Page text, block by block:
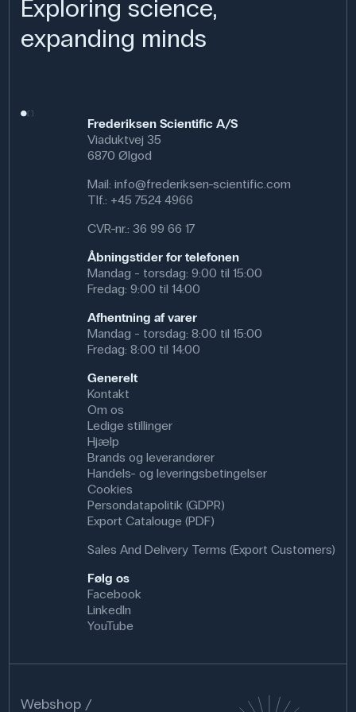
udligne trykket. For at minimere risiko for nedbrydning og
trykophobning bør hydrogenperoxid opbevares mørkt og
køligt.
I kemiundervisningen bruges hydrogenperoxid 10 % til
demonstrationer af kemiske reaktioner som f.eks.
redoxreaktioner og katalyse. Det kan indgå i forsøg med
katalytisk nedbrydning ved hjælp af f,eks. kaliumiodid,
hvor ilten frigives i form af skum. Det er et forsøg, der
Stoffet kan også anvendes til simple oxidationsreaktioner
Hydrogenperoxid i denne koncentration anvendes også
uden for skolen, f.eks. i laboratorier til rengøring og
korrekt sikkerhedshåndtering.
Specifikationer
Volumen: 5 L
Synonym: Brintoverilte
Renhed: Ren
CAS NR: 7722-84-1
Molmasse: 34.01 g/mol
Formel: H₂O₂
Exploring science,
expanding minds
Frederiksen Scientific A/S
Viaduktvej 35
6870 Ølgod
Mail: info@frederiksen-scientific.com
Tlf.: +45 7524 4966
CVR-nr.: 36 99 66 17
Åbningstider for telefonen
Mandag - torsdag: 9:00 til 15:00
Fredag: 9:00 til 14:00
Afhentning af varer
Mandag - torsdag: 8:00 til 15:00
Fredag: 8:00 til 14:00
Generelt
Kontakt
Om os
Ledige stillinger
Hjælp
Brands og leverandører
Handels- og leveringsbetingelser
Cookies
Persondatapolitik (GDPR)
Export Catalouge (PDF)
Sales And Delivery Terms (Export Customers)
Følg os
Facebook
LinkedIn
YouTube
Webshop